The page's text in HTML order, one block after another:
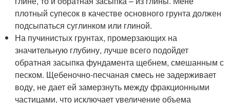
плотный супесок в качестве основного грунта должен
подсыпаться суглинком или глиной.
На пучинистых грунтах, промерзающих на
значительную глубину, лучше всего подойдет
обратная засыпка фундамента щебнем, смешанным с
песком. Щебеночно-песчаная смесь не задерживает
воду, не дает ей замерзнуть между фракционными
частицами, что исключает увеличение объема